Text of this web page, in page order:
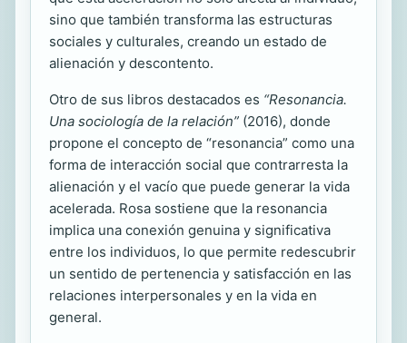
sino que también transforma las estructuras
sociales y culturales, creando un estado de
alienación y descontento.
Otro de sus libros destacados es “Resonancia.
Una sociología de la relación” (2016), donde
propone el concepto de “resonancia” como una
forma de interacción social que contrarresta la
alienación y el vacío que puede generar la vida
acelerada. Rosa sostiene que la resonancia
implica una conexión genuina y significativa
entre los individuos, lo que permite redescubrir
un sentido de pertenencia y satisfacción en las
relaciones interpersonales y en la vida en
general.